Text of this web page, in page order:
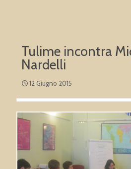
Tulime incontra
Nardelli
12 Giugno 2015